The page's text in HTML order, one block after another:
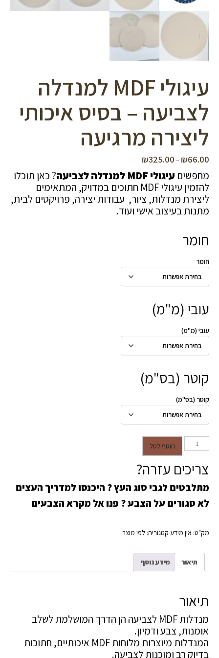
עיגולי MDF למנדלה
לצביעה – בסיס איכותי
ליצירה מרגיעה
₪66.00
–
₪325.00
עד
מחפשים עיגולי MDF למנדלה לצביעה
? כאן תוכלו
להזמין עיגולי MDF חתוכים במדויק, המתאימים
ליצירת מנדלות, ציור, עבודות יצירה, פרויקטים לבית,
מתנות בעיצוב אישי ועוד.
חומר
חומר
עובי (מ"מ)
עובי (מ"מ)
קוטר (בס"מ)
קוטר (בס"מ)
כמות של עיגולי MDF למנדלה
לצביעה – בסיס איכותי ליצירה
מרגיעה
הוסף לסל
צריכים עזרה?
מתלבטים לגבי סוג העץ ? היכנסו למדריך העצים
לא סגורים על הצבע ? פנו אל מקרא הצבעים
מק"ט: אין מידע קטגוריה: לפי מוצר
תיאור מידע נוסף
תיאור
מנדלות MDF לצביעה הן הדרך המושלמת לשלב
אומנות, צבע ודמיון.
המנדלות מיוצרות מלוחות MDF איכותיים, חתוכות
בדיוק רב ומוכנות לצביעה.